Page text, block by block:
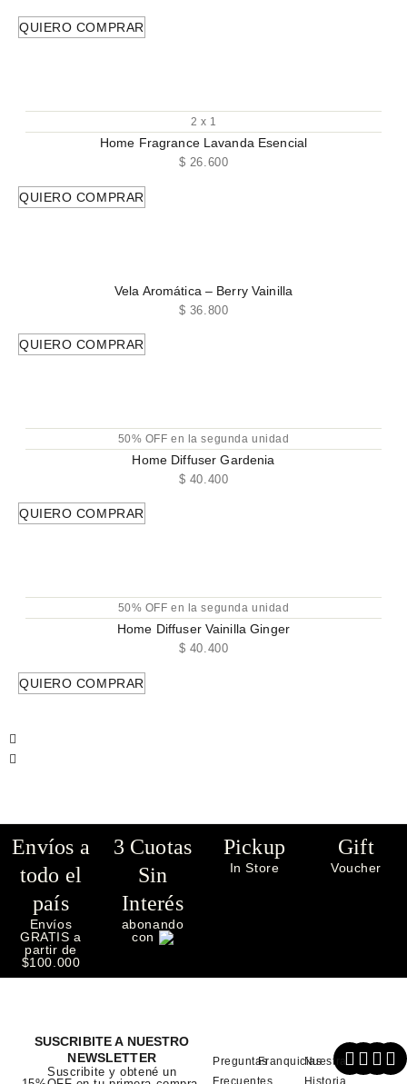
QUIERO COMPRAR
2 x 1
Home Fragrance Lavanda Esencial
$ 26.600
QUIERO COMPRAR
Vela Aromática – Berry Vainilla
$ 36.800
QUIERO COMPRAR
50% OFF en la segunda unidad
Home Diffuser Gardenia
$ 40.400
QUIERO COMPRAR
50% OFF en la segunda unidad
Home Diffuser Vainilla Ginger
$ 40.400
QUIERO COMPRAR
Envíos a
todo el
país
Envíos
GRATIS a
partir de
$100.000
3 Cuotas
Sin
Interés
abonando
con
Pickup
In Store
Gift
Voucher
Preguntas
Frecuentes
FranquiciasNuestra
Historia
SUSCRIBITE A NUESTRO
NEWSLETTER
Suscribite y obtené un